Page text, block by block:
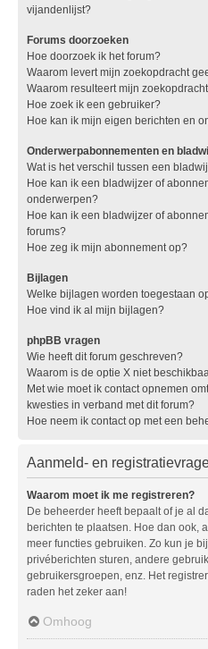
vijandenlijst?
Forums doorzoeken
Hoe doorzoek ik het forum?
Waarom levert mijn zoekopdracht
Waarom resulteert mijn
Hoe zoek ik een gebruiker?
Hoe kan ik mijn eigen berichten en
Onderwerpabonnementen en
Wat is het verschil tussen een
Hoe kan ik een bladwijzer of
onderwerpen?
Hoe kan ik een bladwijzer of
forums?
Hoe zeg ik mijn abonnement op?
Bijlagen
Welke bijlagen worden toegestaan
Hoe vind ik al mijn bijlagen?
phpBB vragen
Wie heeft dit forum geschreven?
Waarom is de optie X niet
Met wie moet ik contact opnemen
kwesties in verband met dit forum?
Hoe neem ik contact op met een
Aanmeld- en
Waarom moet ik me registreren?
De beheerder heeft bepaalt of je al
berichten te plaatsen. Hoe dan ook,
meer functies gebruiken. Zo kun je
privéberichten sturen, andere
gebruikersgroepen, enz. Het
raden het zeker aan!
Omhoog